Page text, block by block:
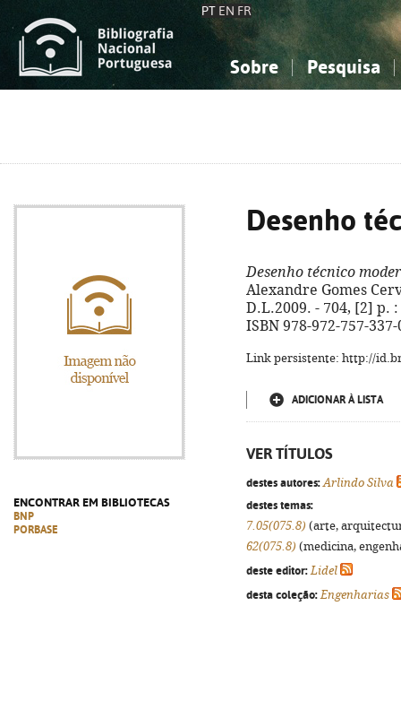
PT EN FR
Sobre Pesquisa
ENCONTRAR EM BIBLIOTECAS
BNP
PORBASE
Desenho
Desenho técnico
Alexandre Gomes
D.L.2009. - 704, [2] p.
ISBN 978-972-757-337-
Link persistente: http://
ADICIONAR À LISTA
VER TÍTULOS
destes autores: Arlindo Silva
destes temas:
7.05(075.8) (arte,
62(075.8) (medicina,
deste editor: Lidel
desta coleção: Engenharias